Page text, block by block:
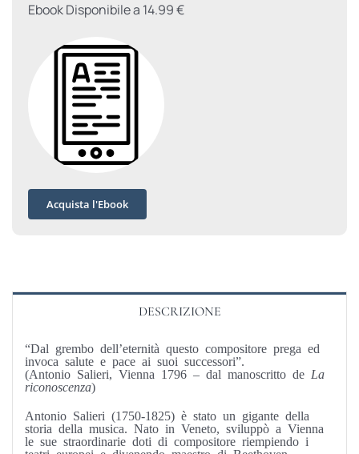
Ebook Disponibile a 14.99 €
Acquista l'Ebook
DESCRIZIONE
“Dal grembo dell’eternità questo compositore prega ed
invoca salute e pace ai suoi successori”.
(Antonio Salieri, Vienna 1796 – dal manoscritto de La
riconoscenza)
Antonio Salieri (1750-1825) è stato un gigante della
storia della musica. Nato in Veneto, sviluppò a Vienna
le sue straordinarie doti di compositore riempiendo i